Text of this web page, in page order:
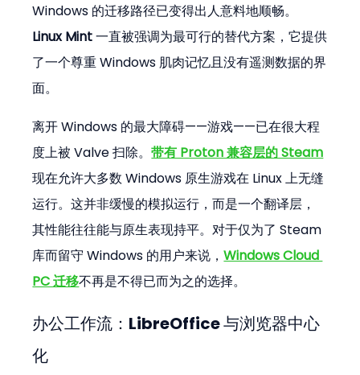
Windows 的迁移路径已变得出人意料地顺畅。
Linux Mint 一直被强调为最可行的替代方案，它提供
了一个尊重 Windows 肌肉记忆且没有遥测数据的界
面。
离开 Windows 的最大障碍——游戏——已在很大程
度上被 Valve 扫除。带有 Proton 兼容层的 Steam
现在允许大多数 Windows 原生游戏在 Linux 上无缝
运行。这并非缓慢的模拟运行，而是一个翻译层，
其性能往往能与原生表现持平。对于仅为了 Steam
库而留守 Windows 的用户来说，Windows Cloud
PC 迁移不再是不得已而为之的选择。
办公工作流：LibreOffice 与浏览器中心
化